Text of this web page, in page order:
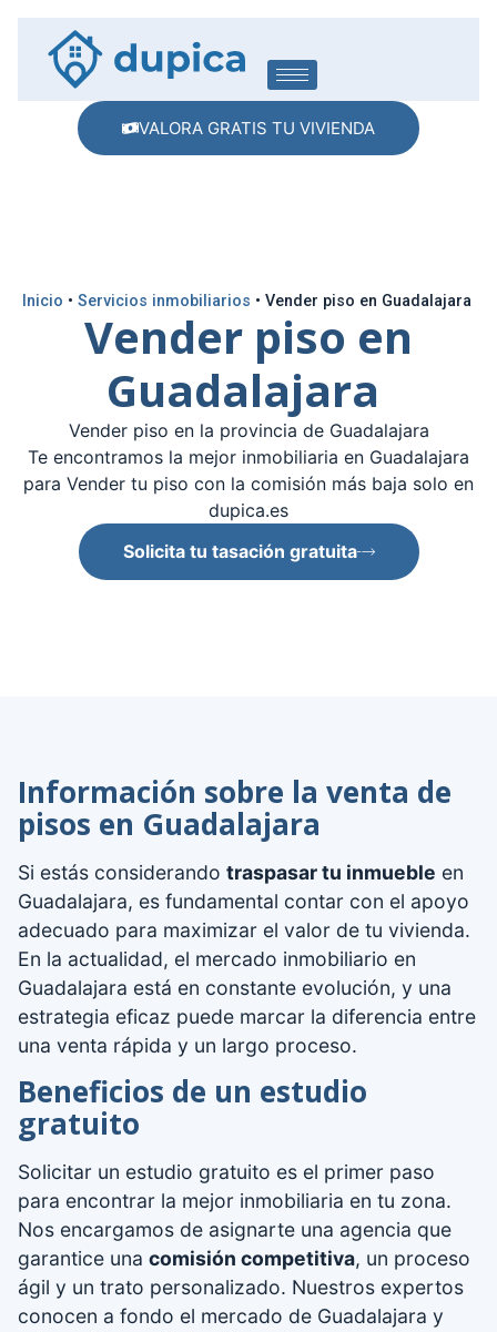
VALORA GRATIS TU VIVIENDA
Inicio • Servicios inmobiliarios • Vender piso en Guadalajara
Vender piso en
Guadalajara
Vender piso en la provincia de Guadalajara
Te encontramos la mejor inmobiliaria en Guadalajara
para Vender tu piso con la comisión más baja solo en
dupica.es
Solicita tu tasación gratuita
Información sobre la venta de
pisos en Guadalajara
Si estás considerando traspasar tu inmueble en
Guadalajara, es fundamental contar con el apoyo
adecuado para maximizar el valor de tu vivienda.
En la actualidad, el mercado inmobiliario en
Guadalajara está en constante evolución, y una
estrategia eficaz puede marcar la diferencia entre
una venta rápida y un largo proceso.
Beneficios de un estudio
gratuito
Solicitar un estudio gratuito es el primer paso
para encontrar la mejor inmobiliaria en tu zona.
Nos encargamos de asignarte una agencia que
garantice una comisión competitiva, un proceso
ágil y un trato personalizado. Nuestros expertos
conocen a fondo el mercado de Guadalajara y